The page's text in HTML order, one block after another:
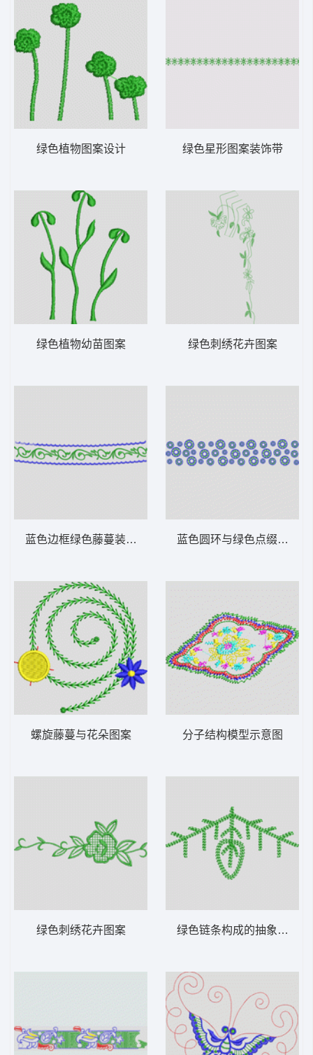
绿色植物图案设计
绿色植物幼苗图案
蓝色边框绿色藤蔓装饰图案
螺旋藤蔓与花朵图案
绿色刺绣花卉图案
绿色星形图案装饰带
绿色刺绣花卉图案
蓝色圆环与绿色点缀图案
分子结构模型示意图
绿色链条构成的抽象树形图